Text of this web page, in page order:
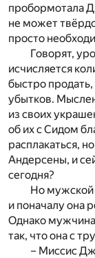
пробормотала
не может
просто
Говорят,
исчисляется
быстро
убытков.
из своих
об их с Сидом
расплакаться,
Андерсены, и
сегодня?
Но мужской
и поначалу она
Однако
так, что она с
– Миссис